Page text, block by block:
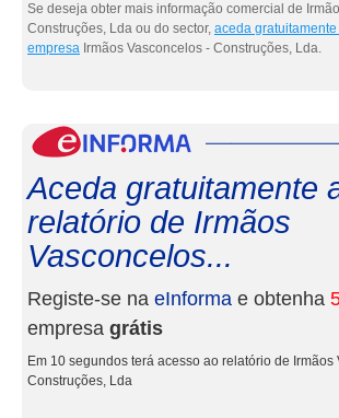
Se deseja obter mais informação comercial de
Construções, Lda ou do sector, aceda
empresa Irmãos Vasconcelos - Construções, Lda.
Aceda gratuitamente
relatório de Irmãos
Vasconcelos...
Registe-se na eInforma e obtenha
empresa grátis
Em 10 segundos terá acesso ao relatório de Irmãos
Construções, Lda